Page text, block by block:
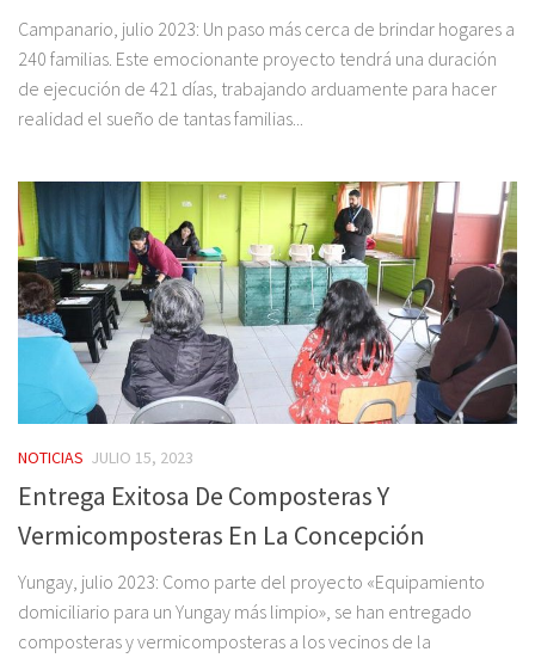
Campanario, julio 2023: Un paso más cerca de brindar hogares a
240 familias. Este emocionante proyecto tendrá una duración
de ejecución de 421 días, trabajando arduamente para hacer
realidad el sueño de tantas familias...
NOTICIAS JULIO 15, 2023
Entrega Exitosa De Composteras Y
Vermicomposteras En La Concepción
Yungay, julio 2023: Como parte del proyecto «Equipamiento
domiciliario para un Yungay más limpio», se han entregado
composteras y vermicomposteras a los vecinos de la